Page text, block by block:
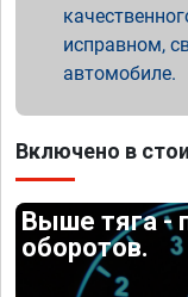
исправном,
автомобиле.
Включено в
Выше тяга -
оборотов.